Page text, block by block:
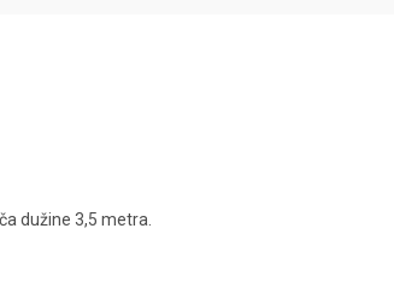
dužine 3,5 metra.